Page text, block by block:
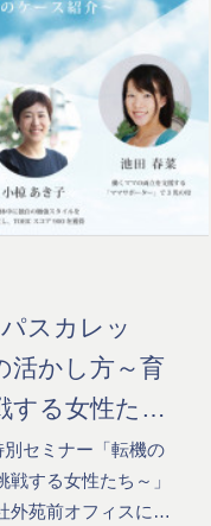
スカレッ
活かし方～育
する女性たち
セミナー「転機の
する女性たち～」
外苑前オフィスに…